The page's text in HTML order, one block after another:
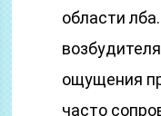
области
ощущения
часто